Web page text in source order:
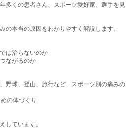
多くの患者さん、スポーツ愛好家、選手を見
の本当の原因をわかりやすく解説します。
は治らないのか
ながるのか
野球、登山、旅行など、スポーツ別の痛みの
の体づくり
しています。